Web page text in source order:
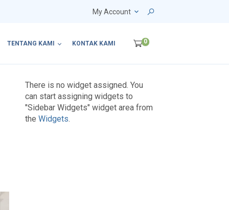
My Account
TENTANG KAMI KONTAK KAMI 0
There is no widget assigned. You
can start assigning widgets to
"Sidebar Widgets" widget area from
theWidgets.